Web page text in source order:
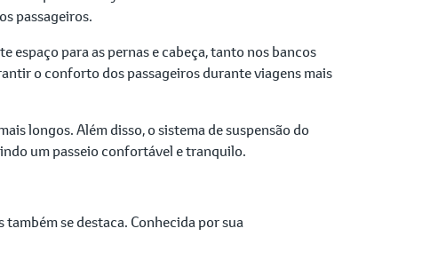
passageiros.
espaço para as pernas e cabeça, tanto nos bancos
o conforto dos passageiros durante viagens mais
longos. Além disso, o sistema de suspensão do
um passeio confortável e tranquilo.
se destaca. Conhecida por sua